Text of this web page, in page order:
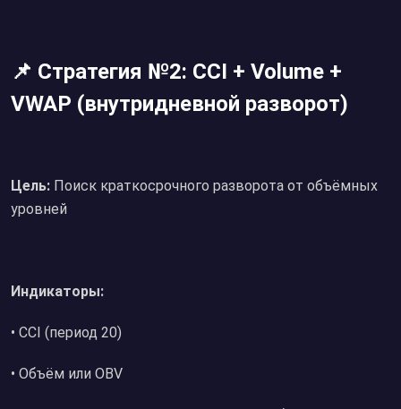
📌 Стратегия №2: CCI + Volume +
VWAP (внутридневной разворот)
Цель: Поиск краткосрочного разворота от объёмных
уровней
Индикаторы:
• CCI (период 20)
• Объём или OBV